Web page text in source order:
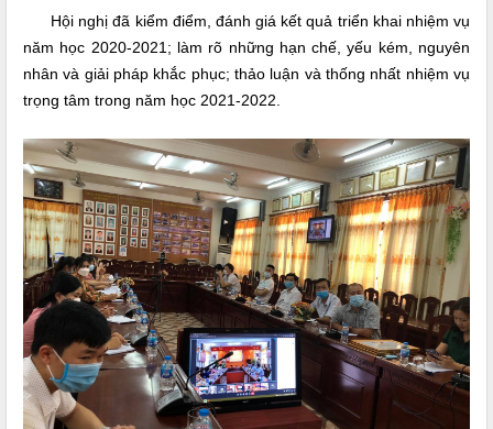
Hội nghị đã kiểm điểm, đánh giá kết quả triển khai nhiệm vụ
năm học 2020-2021; làm rõ những hạn chế, yếu kém, nguyên
nhân và giải pháp khắc phục; thảo luận và thống nhất nhiệm vụ
trọng tâm trong năm học 2021-2022.